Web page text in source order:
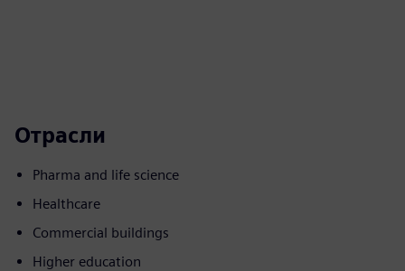
Отрасли
Pharma and life science
Healthcare
Commercial buildings
Higher education